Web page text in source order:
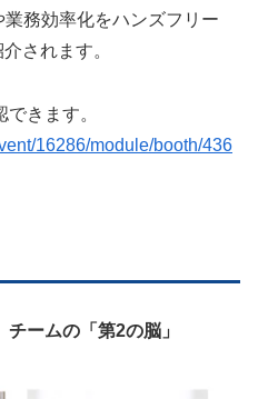
務効率化をハンズフリー
されます。
きます。
16286/module/booth/436
ームの「第2の脳」